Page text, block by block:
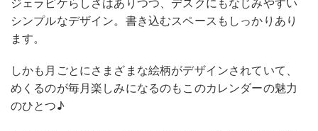
シンプルなデザイン。書き込むスペースもしっかりあり
ます。
しかも月ごとにさまざまな絵柄がデザインされていて、
めくるのが毎月楽しみになるのもこのカレンダーの魅力
のひとつ♪